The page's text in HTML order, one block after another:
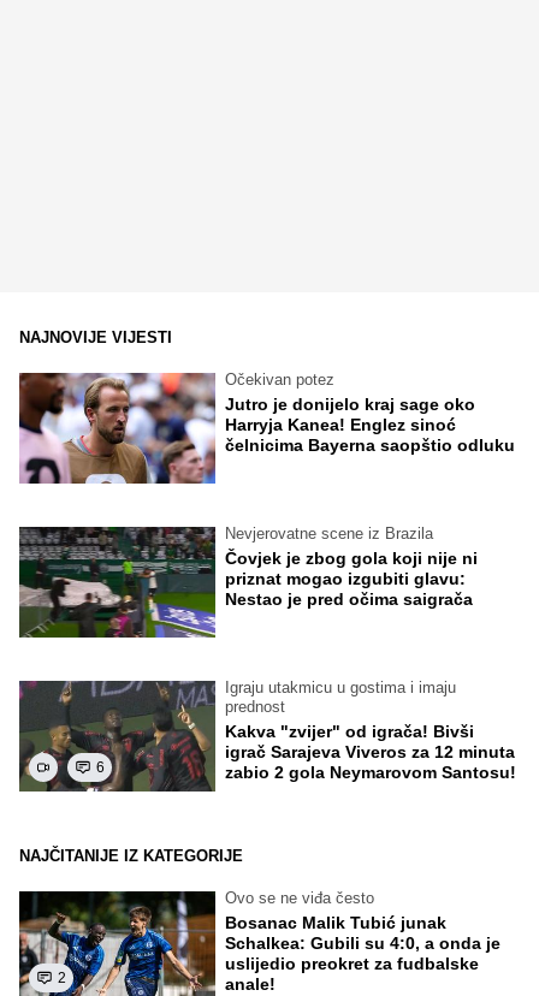
NAJNOVIJE VIJESTI
Očekivan potez
Jutro je donijelo kraj sage oko
Harryja Kanea! Englez sinoć
čelnicima Bayerna saopštio odluku
Nevjerovatne scene iz Brazila
Čovjek je zbog gola koji nije ni
priznat mogao izgubiti glavu:
Nestao je pred očima saigrača
6
Igraju utakmicu u gostima i imaju
prednost
Kakva "zvijer" od igrača! Bivši
igrač Sarajeva Viveros za 12 minuta
zabio 2 gola Neymarovom Santosu!
NAJČITANIJE IZ KATEGORIJE
2
Ovo se ne viđa često
Bosanac Malik Tubić junak
Schalkea: Gubili su 4:0, a onda je
uslijedio preokret za fudbalske
anale!